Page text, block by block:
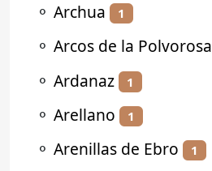
⚬ Archua 1
⚬ Arcos de la Polvorosa
⚬ Ardanaz 1
⚬ Arellano 1
⚬ Arenillas de Ebro 1